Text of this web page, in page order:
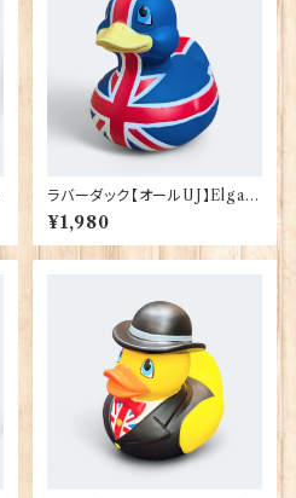
ラバーダック【オールUJ】Elgate
Products 90386
¥1,980